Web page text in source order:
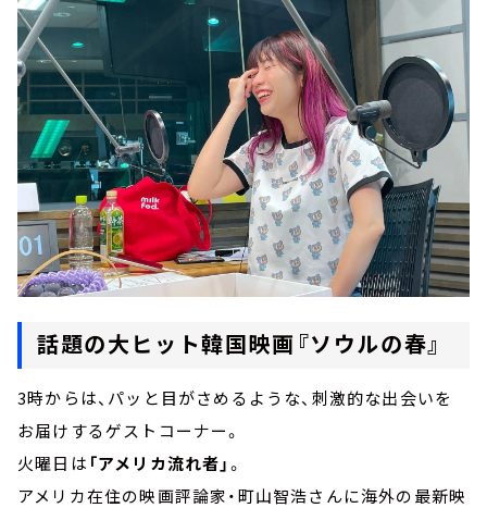
話題の大ヒット韓国映画『ソウルの春』
3時からは、パッと目がさめるような、刺激的な出会いを
お届けするゲストコーナー。
火曜日は 「アメリカ流れ者」。
アメリカ在住の映画評論家・町山智浩さんに海外の最新映